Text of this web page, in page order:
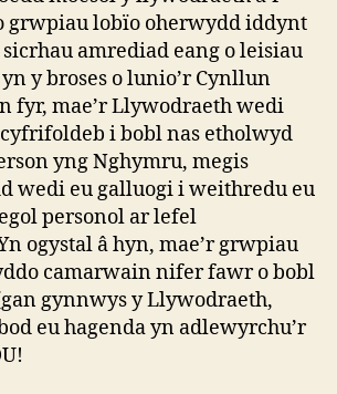
grwpiau lobïo oherwydd iddynt
amrediad eang o leisiau
y broses o lunio’r Cynllun
fyr, mae’r Llywodraeth wedi
i bobl nas etholwyd
yng Nghymru, megis
wedi eu galluogi i weithredu eu
personol ar lefel
ogystal â hyn, mae’r grwpiau
camarwain nifer fawr o bobl
gynnwys y Llywodraeth,
eu hagenda yn adlewyrchu’r